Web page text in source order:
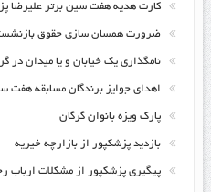
کارت هدیه هفت سین برتر علیرضا
ضرورت همسان سازی حقوق
نامگذاری یک خیابان و یا میدان در
اهدای جوایز برندگان مسابقه هفت
پارک ویزه بانوان گرگان
بازدید پزشکپور از بازارچه خیریه
پیگیری پزشکپور از مشکلات ارباب